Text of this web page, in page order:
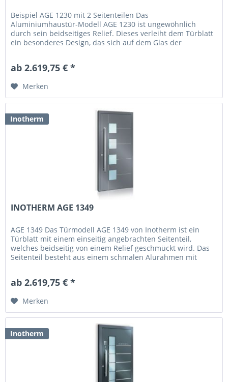
Beispiel AGE 1230 mit 2 Seitenteilen Das
Aluminiumhaustür-Modell AGE 1230 ist ungewöhnlich
durch sein beidseitiges Relief. Dieses verleiht dem Türblatt
ein besonderes Design, das sich auf dem Glas der
ab 2.619,75 € *
Merken
Inotherm
INOTHERM AGE 1349
AGE 1349 Das Türmodell AGE 1349 von Inotherm ist ein
Türblatt mit einem einseitig angebrachten Seitenteil,
welches beidseitig von einem Relief geschmückt wird. Das
Seitenteil besteht aus einem schmalen Alurahmen mit
ab 2.619,75 € *
Merken
Inotherm